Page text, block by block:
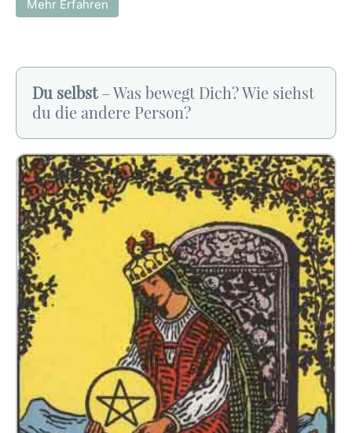
Mehr Erfahren
Du selbst– Was bewegt Dich? Wie siehst
du die andere Person?